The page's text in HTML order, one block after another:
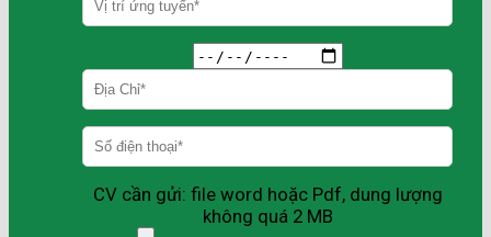
CV cần gửi: file word hoặc Pdf, dung lượng
không quá 2 MB